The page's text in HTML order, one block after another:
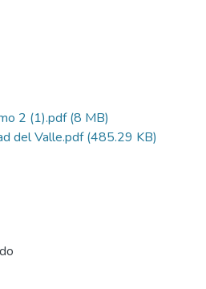
2 (1).pdf(8 MB)
del Valle.pdf(485.29 KB)